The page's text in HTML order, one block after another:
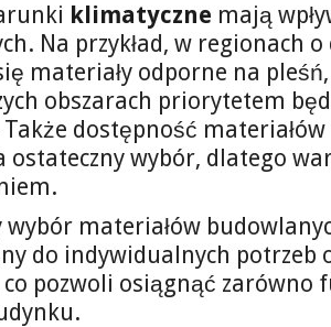
klimatyczne mają
Na przykład, w regionach
materiały odporne na
obszarach priorytetem
dostępność
ostateczny wybór, dlatego
wybór materiałów
do indywidualnych potrzeb
pozwoli osiągnąć zarówno